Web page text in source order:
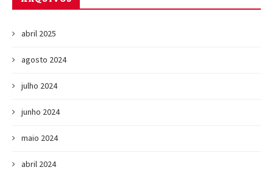
abril 2025
agosto 2024
julho 2024
junho 2024
maio 2024
abril 2024